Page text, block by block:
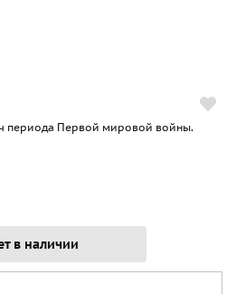
периода Первой мировой войны.
в наличии